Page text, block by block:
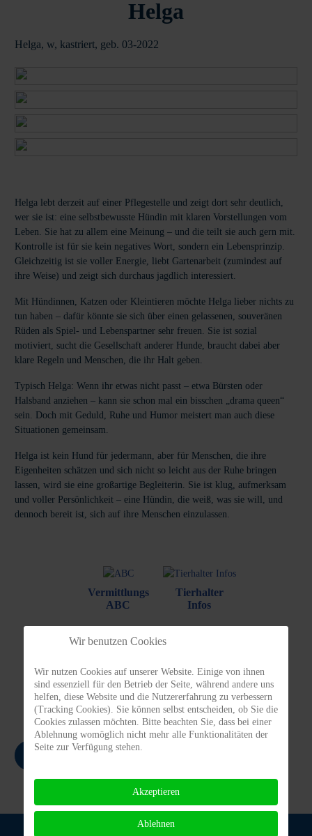
Helga
Helga, w, kastriert, geb. 03-2022
Helga lebt derzeit auf einer Pflegestelle und zeigt dort sehr deutlich,
wer sie ist: eine selbstbewusste Hündin mit klaren Vorstellungen vom
Leben. Sie hat zu allem eine Meinung – und die teilt sie auch gern mit.
Kontrolle ist für sie kein negatives Wort, sondern ein Lebensprinzip.
Gleichzeitig ist sie voller Energie, liebt Gartenarbeit (zumindest auf
ihre Weise) und zeigt sich durchaus jagdlich interessiert.
Mit Hündinnen, Katzen oder Kleintieren möchte Helga lieber nichts zu
tun haben – dafür könnte sie sich über einen gelassenen, souveränen
Rüden als Spiel- und Lebenspartner sehr freuen. Sie ist sozial
motiviert, sucht die Gesellschaft anderer Hunde, braucht dabei aber
klare Regeln und Menschen, die ihr Halt geben.
Typisch Helga: Wenn ihr etwas nicht passt – etwa Bürsten oder
Halsband anziehen – kann sie schon mal ein bisschen „drama queen“
sein. Doch mit Geduld, Ruhe und Humor meistert man auch diese
Situationen gemeinsam.
Helga ist kein Hund für jedermann, aber für Menschen, die ihre
Eigenheiten schätzen und sich nicht so leicht aus der Ruhe bringen
lassen, wird sie eine großartige Begleiterin. Sie ist klug, aufmerksam
und voller Persönlichkeit – eine Hündin, die weiß, was sie will, und
dennoch bereit ist, sich auf ihre Menschen einzulassen.
Vermittlungs
ABC
Tierhalter
Infos
Vermittlungs-
bogen
Spenden/
Patenschaften
Wir benutzen Cookies
Wir nutzen Cookies auf unserer Website. Einige von ihnen
sind essenziell für den Betrieb der Seite, während andere uns
helfen, diese Website und die Nutzererfahrung zu verbessern
(Tracking Cookies). Sie können selbst entscheiden, ob Sie die
Cookies zulassen möchten. Bitte beachten Sie, dass bei einer
Ablehnung womöglich nicht mehr alle Funktionalitäten der
Seite zur Verfügung stehen.
Akzeptieren
Ablehnen